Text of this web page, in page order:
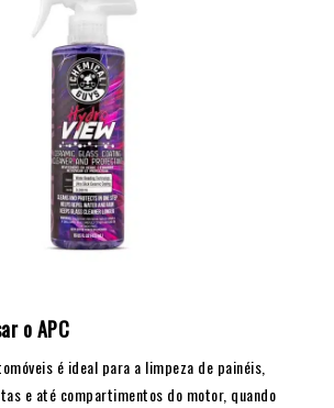
o APC
é ideal para a limpeza de painéis,
e até compartimentos do motor, quando